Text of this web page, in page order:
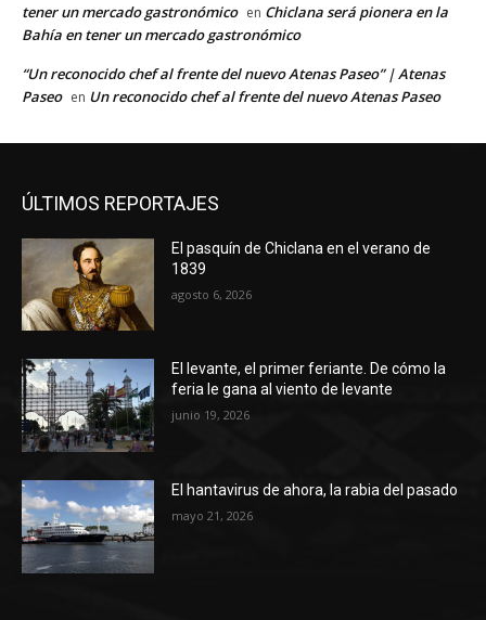
tener un mercado gastronómico en Chiclana será pionera en la
Bahía en tener un mercado gastronómico
“Un reconocido chef al frente del nuevo Atenas Paseo” | Atenas
Paseo en Un reconocido chef al frente del nuevo Atenas Paseo
ÚLTIMOS REPORTAJES
El pasquín de Chiclana en el verano de
1839
agosto 6, 2026
El levante, el primer feriante. De cómo la
feria le gana al viento de levante
junio 19, 2026
El hantavirus de ahora, la rabia del pasado
mayo 21, 2026